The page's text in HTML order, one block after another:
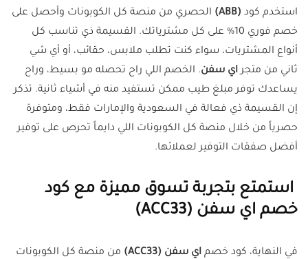
استخدم كود (ABB)
الحصري من منصة كل الكوبونات وأحصل على
خصم فوري 10% على كل مشترياتك. القسيمة ذي تناسب كل
أنواع المشتريات، سواء كنت تطلب ملابس، حقائب، أو أي شي
ثاني من متجراي سفن. الخصم اللي راح تحصله مو بسيط، وراح
يساعدك توفر مبلغ طيب ممكن تستفيد منه في أشياء ثانية. تذكر
إن القسيمة ذي فعالة في السعودية والإمارات فقط، ومتوفرة
حصرياً من خلال منصة كل الكوبونات اللي دايماً تحرص على توفير
أفضل صفقات التوفير لعملائها.
استمتع بتجربة تسوق مميزة مع كود
خصم اي سفن (ACC33
)
في النهاية، كود خصم اي سفن (
ACC33
) من منصة كل الكوبونات